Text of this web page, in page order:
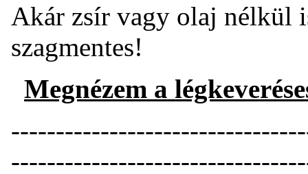
Akár zsír vagy olaj nélkül
szagmentes!
Megnézem a